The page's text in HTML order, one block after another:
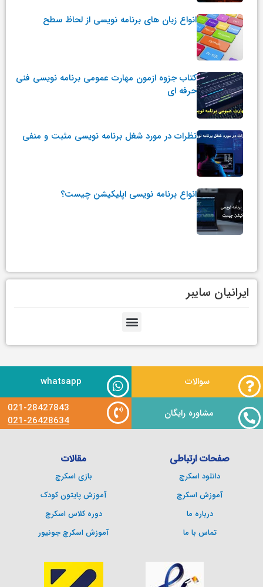
انواع زبان های برنامه نویسی از لحاظ سطح
کتاب جزوه ازمون مهارت عمومی برنامه نویسی فنی
حرفه ای
نظرات در مورد شغل برنامه نویسی مثبت و منفی
انواع برنامه نویسی اپلیکیشن چیست؟
ایرانیان سایبر
سوالات whatsapp
مشاوره رایگان
021-28427843
021-26428634
صفحات ارتباطی
دانلود اسکرچ
آموزش اسکرچ
درباره ما
تماس با ما
مقالات
بازی اسکرچ
آموزش پایتون کودک
دوره کلاس اسکرچ
آموزش اسکرچ جونیور